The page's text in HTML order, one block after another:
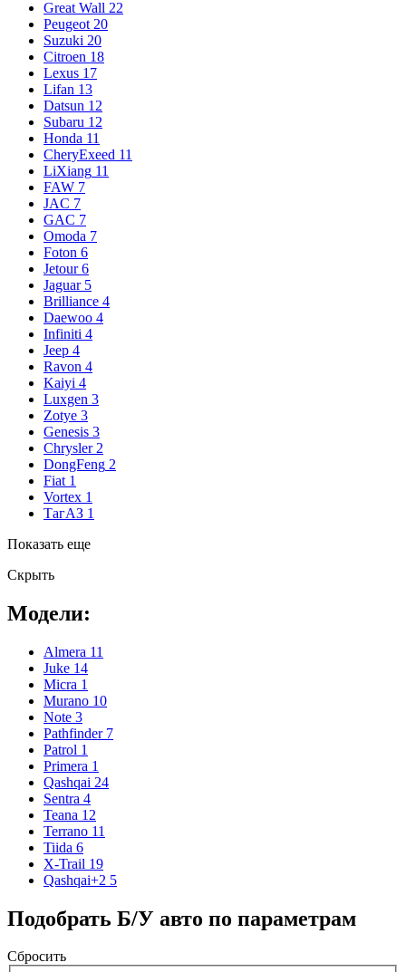
Great Wall 22
Peugeot 20
Suzuki 20
Citroen 18
Lexus 17
Lifan 13
Datsun 12
Subaru 12
Honda 11
CheryExeed 11
LiXiang 11
FAW 7
JAC 7
GAC 7
Omoda 7
Foton 6
Jetour 6
Jaguar 5
Brilliance 4
Daewoo 4
Infiniti 4
Jeep 4
Ravon 4
Kaiyi 4
Luxgen 3
Zotye 3
Genesis 3
Chrysler 2
DongFeng 2
Fiat 1
Vortex 1
ТагАЗ 1
Показать еще
Скрыть
Модели:
Almera 11
Juke 14
Micra 1
Murano 10
Note 3
Pathfinder 7
Patrol 1
Primera 1
Qashqai 24
Sentra 4
Teana 12
Terrano 11
Tiida 6
X-Trail 19
Qashqai+2 5
Подобрать Б/У авто по параметрам
Сбросить